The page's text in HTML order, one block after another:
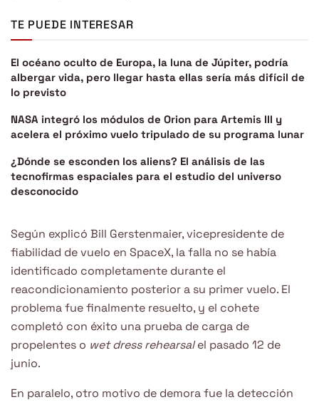
TE PUEDE INTERESAR
El océano oculto de Europa, la luna de Júpiter, podría
albergar vida, pero llegar hasta ellas sería más difícil de
lo previsto
NASA integró los módulos de Orion para Artemis III y
acelera el próximo vuelo tripulado de su programa lunar
¿Dónde se esconden los aliens? El análisis de las
tecnofirmas espaciales para el estudio del universo
desconocido
Según explicó Bill Gerstenmaier, vicepresidente de
fiabilidad de vuelo en SpaceX, la falla no se había
identificado completamente durante el
reacondicionamiento posterior a su primer vuelo. El
problema fue finalmente resuelto, y el cohete
completó con éxito una prueba de carga de
propelentes o wet dress rehearsalel pasado 12 de
junio.
En paralelo, otro motivo de demora fue la detección